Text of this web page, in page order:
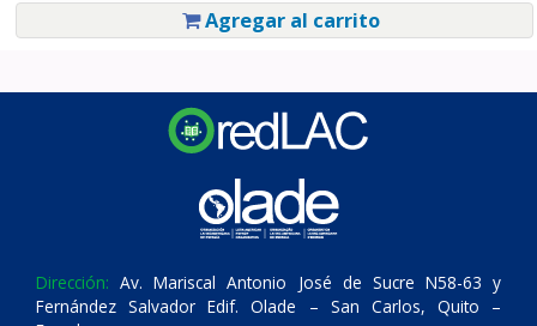
Agregar al carrito
Dirección: Av. Mariscal Antonio José de Sucre N58-63 y
Fernández Salvador Edif. Olade – San Carlos, Quito –